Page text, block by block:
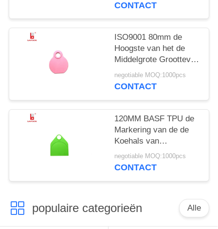
CONTACT
ISO9001 80mm de
Hoogste van het de
Middelgrote Groottevee
van TPU Markeringen
van de de Schapenhals
negotiable MOQ:1000pcs
CONTACT
120MM BASF TPU de
Markering van de de
Koehals van
Veeschapen met
Laserlogo farm
negotiable MOQ:1000pcs
CONTACT
populaire categorieën Alle